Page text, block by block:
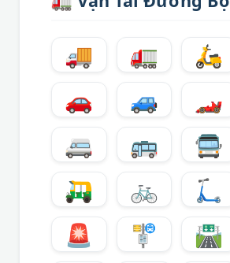
🚚 🚛 🛵
🚗
🚙 🏎️
🚐
🚌 🚍
🛺
🚲 🛴
🚨
🚏 🛣️